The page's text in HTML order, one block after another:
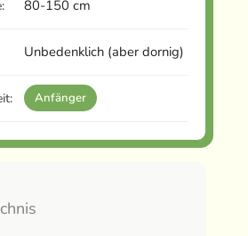
80-150 cm
Unbedenklich (aber dornig)
Anfänger